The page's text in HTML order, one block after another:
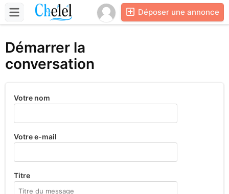
Déposer une annonce
Démarrer la
conversation
Votre nom
Votre e-mail
Titre